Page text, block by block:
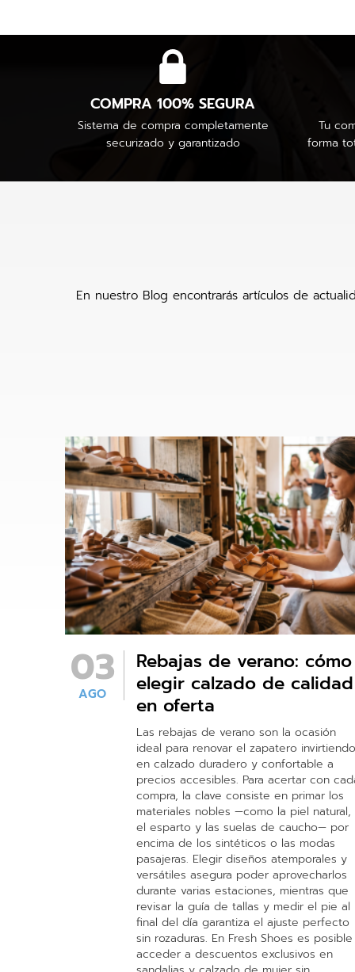
COMPRA 100% SEGURA
Sistema de compra completamente
securizado y garantizado
Tu
forma
En nuestro Blog encontrarás artículos de
03
AGO
Rebajas de verano: cómo
elegir calzado de calidad
en oferta
Las rebajas de verano son la ocasión
ideal para renovar el zapatero invirtiendo
en calzado duradero y confortable a
precios accesibles. Para acertar con
compra, la clave consiste en primar los
materiales nobles —como la piel natural,
el esparto y las suelas de caucho— por
encima de los sintéticos o las modas
pasajeras. Elegir diseños atemporales y
versátiles asegura poder aprovecharlos
durante varias estaciones, mientras que
revisar la guía de tallas y medir el pie al
final del día garantiza el ajuste perfecto
sin rozaduras. En Fresh Shoes es posible
acceder a descuentos exclusivos en